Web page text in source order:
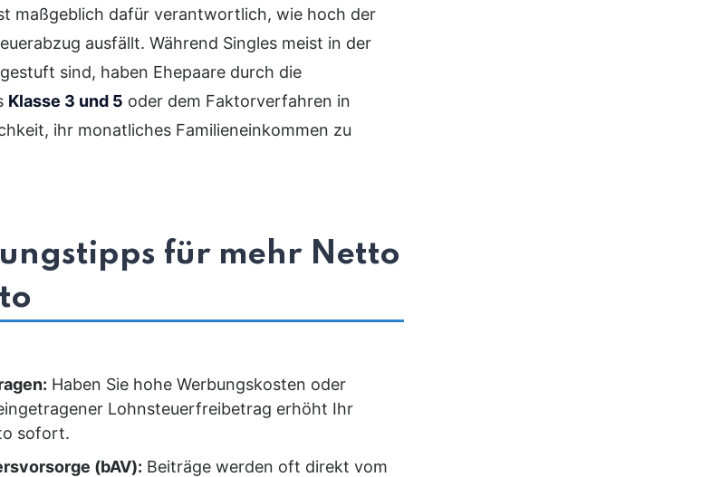
maßgeblich dafür verantwortlich, wie hoch der
ausfällt. Während Singles meist in der
sind, haben Ehepaare durch die
Klasse 3 und 5 oder dem Faktorverfahren in
ihr monatliches Familieneinkommen zu
für mehr Netto
Haben Sie hohe Werbungskosten oder
Lohnsteuerfreibetrag erhöht Ihr
sofort.
(bAV): Beiträge werden oft direkt vom